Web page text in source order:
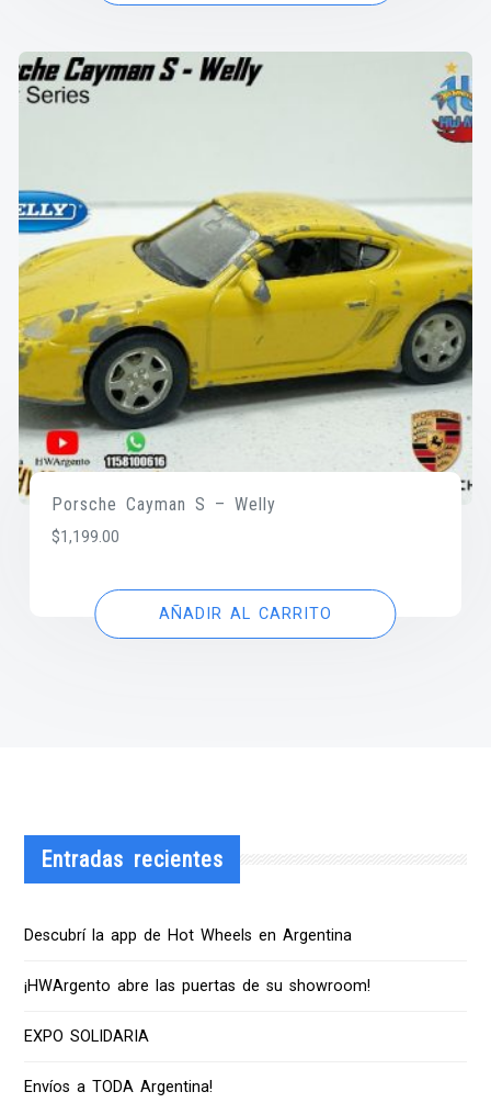
Porsche Cayman S – Welly
$1,199.00
AÑADIR AL CARRITO
Entradas recientes
Descubrí la app de Hot Wheels en Argentina
¡HWArgento abre las puertas de su showroom!
EXPO SOLIDARIA
Envíos a TODA Argentina!